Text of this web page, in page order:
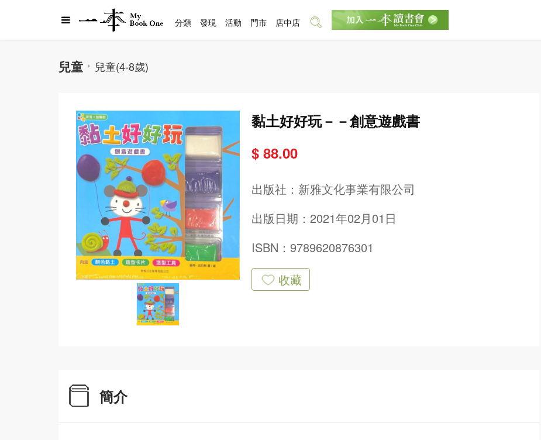
兒童 兒童(4-8歲)
黏土好好玩－－創意遊戲書
$ 88.00
出版社： 新雅文化事業有限公司
出版日期：2021年02月01日
ISBN：9789620876301
收藏
簡介
分類 發現 活動 門市 店中店